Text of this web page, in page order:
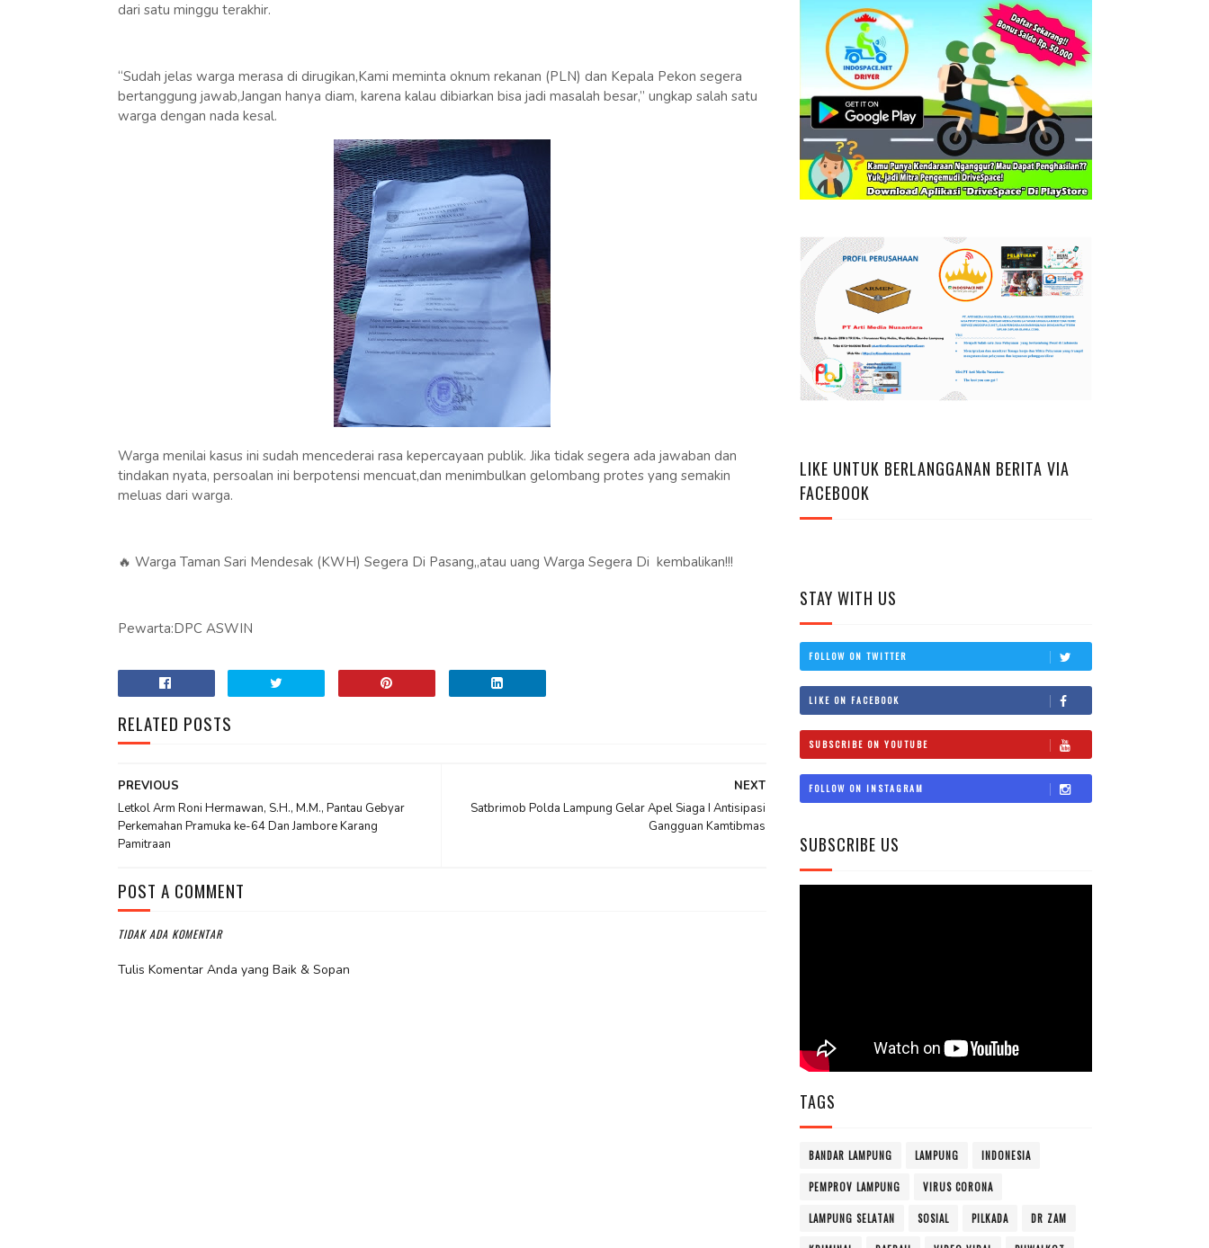
dari satu minggu terakhir.
“Sudah jelas warga merasa di dirugikan,Kami meminta oknum rekanan (PLN) dan Kepala Pekon segera
bertanggung jawab,Jangan hanya diam, karena kalau dibiarkan bisa jadi masalah besar,” ungkap salah satu
warga dengan nada kesal.
Warga menilai kasus ini sudah mencederai rasa kepercayaan publik. Jika tidak segera ada jawaban dan
tindakan nyata, persoalan ini berpotensi mencuat,dan menimbulkan gelombang protes yang semakin
meluas dari warga.
🔥 Warga Taman Sari Mendesak (KWH) Segera Di Pasang,,atau uang Warga Segera Di kembalikan!!!
Pewarta:DPC ASWIN
RELATED POSTS
NEXT
Satbrimob Polda Lampung Gelar Apel Siaga I Antisipasi
Gangguan Kamtibmas
PREVIOUS
Letkol Arm Roni Hermawan, S.H., M.M., Pantau Gebyar
Perkemahan Pramuka ke-64 Dan Jambore Karang
Pamitraan
POST A COMMENT
TIDAK ADA KOMENTAR
Tulis Komentar Anda yang Baik & Sopan
LIKE UNTUK BERLANGGANAN BERITA VIA
FACEBOOK
STAY WITH US
FOLLOW ON TWITTER
LIKE ON FACEBOOK
SUBSCRIBE ON YOUTUBE
FOLLOW ON INSTAGRAM
SUBSCRIBE US
TAGS
BANDAR LAMPUNG LAMPUNG INDONESIA
PEMPROV LAMPUNG VIRUS CORONA
LAMPUNG SELATAN SOSIAL PILKADA DR ZAM